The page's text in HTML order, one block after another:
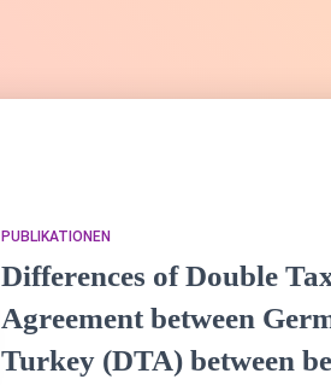
PUBLIKATIONEN
Differences of Double
Agreement between
Turkey (DTA) between